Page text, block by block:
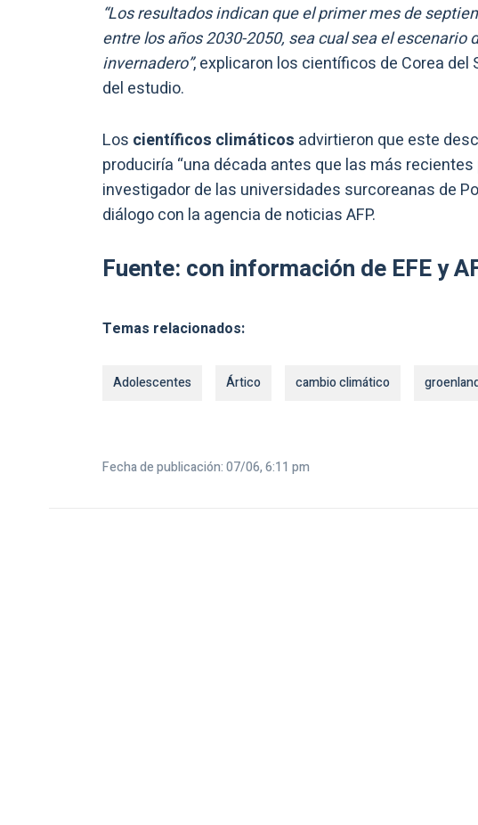
“Los resultados indican que el primer mes de
entre los años 2030-2050, sea cual sea el
invernadero”, explicaron los científicos de Corea del
del estudio.
Los científicos climáticos advirtieron que este
produciría “una década antes que las más
investigador de las universidades surcoreanas de
diálogo con la agencia de noticias AFP.
Fuente: con información de EFE y
Temas relacionados:
Adolescentes Ártico cambio climático
Fecha de publicación: 07/06, 6:11 pm